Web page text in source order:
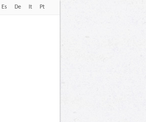
Es De It Pt